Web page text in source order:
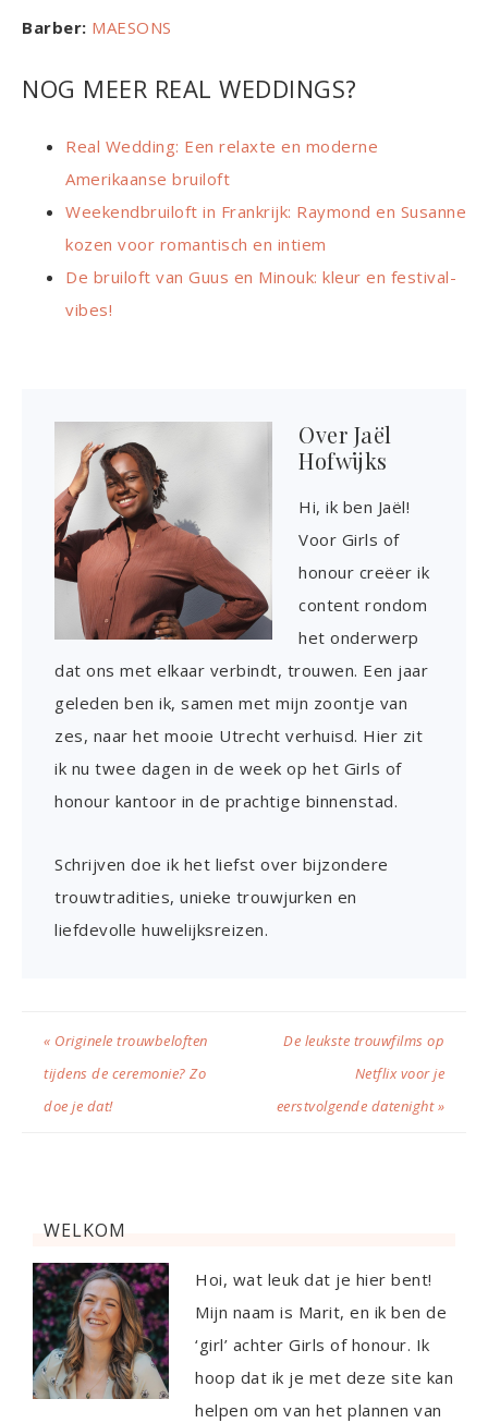
Barber: MAESONS
NOG MEER REAL WEDDINGS?
Real Wedding: Een relaxte en moderne
Amerikaanse bruiloft
Weekendbruiloft in Frankrijk: Raymond en Susanne
kozen voor romantisch en intiem
De bruiloft van Guus en Minouk: kleur en festival-
vibes!
Over Jaël
Hofwijks
Hi, ik ben Jaël!
Voor Girls of
honour creëer ik
content rondom
het onderwerp
dat ons met elkaar verbindt, trouwen. Een jaar
geleden ben ik, samen met mijn zoontje van
zes, naar het mooie Utrecht verhuisd. Hier zit
ik nu twee dagen in de week op het Girls of
honour kantoor in de prachtige binnenstad.
Schrijven doe ik het liefst over bijzondere
trouwtradities, unieke trouwjurken en
liefdevolle huwelijksreizen.
« Originele trouwbeloften
tijdens de ceremonie? Zo
doe je dat!
De leukste trouwfilms op
Netflix voor je
eerstvolgende datenight »
WELKOM
Hoi, wat leuk dat je hier bent!
Mijn naam is Marit, en ik ben de
‘girl’ achter Girls of honour. Ik
hoop dat ik je met deze site kan
helpen om van het plannen van